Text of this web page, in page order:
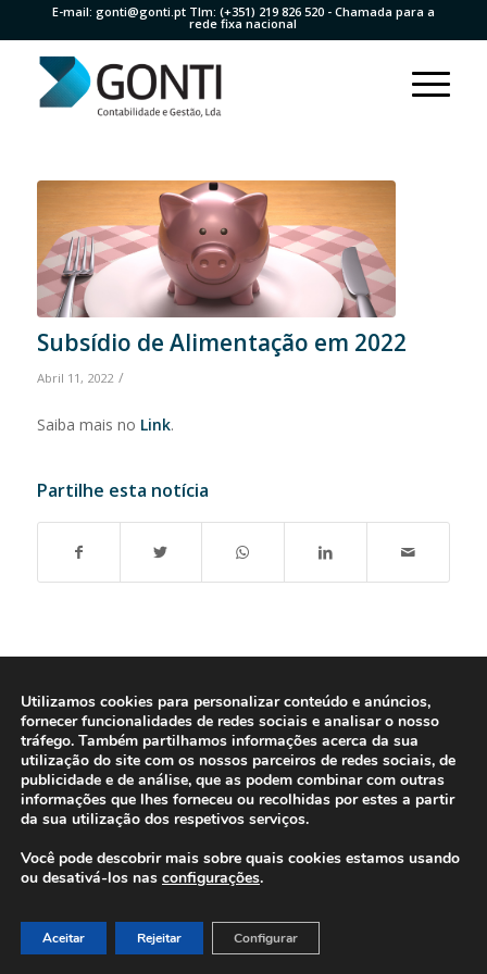
E-mail: gonti@gonti.ptTlm: (+351) 219 826 520- Chamada para a
rede fixa nacional
Subsídio de Alimentação em 2022
Abril 11, 2022 /
Saiba mais no Link.
Partilhe esta notícia
© 2016-2026 - Gonti Contabilidade e Gestão -Política de Privacidade-
Livro de Reclamações
Utilizamos cookies para personalizar conteúdo e anúncios,
fornecer funcionalidades de redes sociais e analisar o nosso
tráfego. Também partilhamos informações acerca da sua
utilização do site com os nossos parceiros de redes sociais, de
publicidade e de análise, que as podem combinar com outras
informações que lhes forneceu ou recolhidas por estes a partir
da sua utilização dos respetivos serviços.
Você pode descobrir mais sobre quais cookies estamos usando
ou desativá-los nas configurações.
Aceitar Rejeitar Configurar